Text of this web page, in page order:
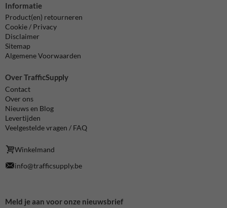
Informatie
Product(en) retourneren
Cookie / Privacy
Disclaimer
Sitemap
Algemene Voorwaarden
Over TrafficSupply
Contact
Over ons
Nieuws en Blog
Levertijden
Veelgestelde vragen / FAQ
Winkelmand
info@trafficsupply.be
Meld je aan voor onze nieuwsbrief